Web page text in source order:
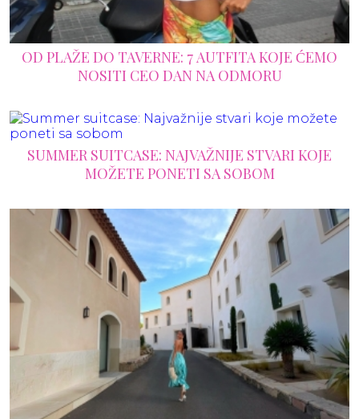
OD PLAŽE DO TAVERNE: 7 AUTFITA KOJE ĆEMO
NOSITI CEO DAN NA ODMORU
SUMMER SUITCASE: NAJVAŽNIJE STVARI KOJE
MOŽETE PONETI SA SOBOM